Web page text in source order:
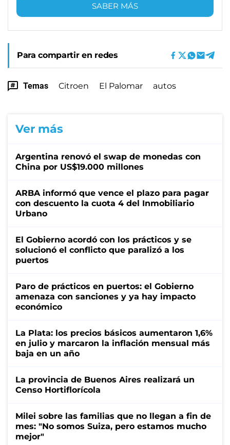
SABER MÁS
Para compartir en redes
Temas Citroen El Palomar autos
Ver más
Argentina renovó el swap de monedas con
China por US$19.000 millones
ARBA informó que vence el plazo para pagar
con descuento la cuota 4 del Inmobiliario
Urbano
El Gobierno acordó con los prácticos y se
solucionó el conflicto que paralizó a los
puertos
Paro de prácticos en puertos: el Gobierno
amenaza con sanciones y ya hay impacto
económico
La Plata: los precios básicos aumentaron 1,6%
en julio y marcaron la inflación mensual más
baja en un año
La provincia de Buenos Aires realizará un
Censo Hortiflorícola
Milei sobre las familias que no llegan a fin de
mes: "No somos Suiza, pero estamos mucho
mejor"